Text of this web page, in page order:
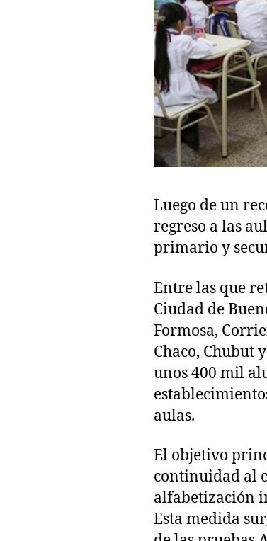
Luego de un
regreso a las
primario y
Entre las que
Ciudad de
Formosa,
Chaco, Chubut
unos 400 mil
aulas.
El objetivo
continuidad al
alfabetización
Esta medida